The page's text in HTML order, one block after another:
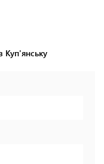
Куп'янську